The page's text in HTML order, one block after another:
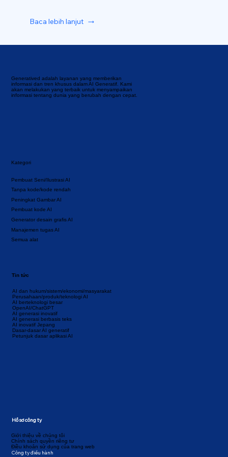
Generatived adalah layanan yang memberikan
informasi dan tren khusus dalam AI Generatif. Kami
akan melakukan yang terbaik untuk menyampaikan
informasi tentang dunia yang berubah dengan cepat.
Kategori
Semua alat
Manajemen tugas AI
Generator desain grafis AI
Tanpa kode/kode rendah
Pembuat kode AI
Peningkat Gambar AI
Pembuat Seni/Ilustrasi AI
AI dan hukum/sistem/ekonomi/masyarakat
Perusahaan/produk/teknologi AI
AI berteknologi besar
OpenAI/ChatGPT
AI generasi inovatif
AI generasi berbasis teks
AI inovatif Jepang
Dasar-dasar AI generatif
Petunjuk dasar aplikasi AI
Tin tức
Giới thiệu về chúng tôi
Chính sách quyền riêng tư
Điều khoản sử dụng của trang web
Công ty điều hành
Hồ sơ công ty
Baca lebih lanjut